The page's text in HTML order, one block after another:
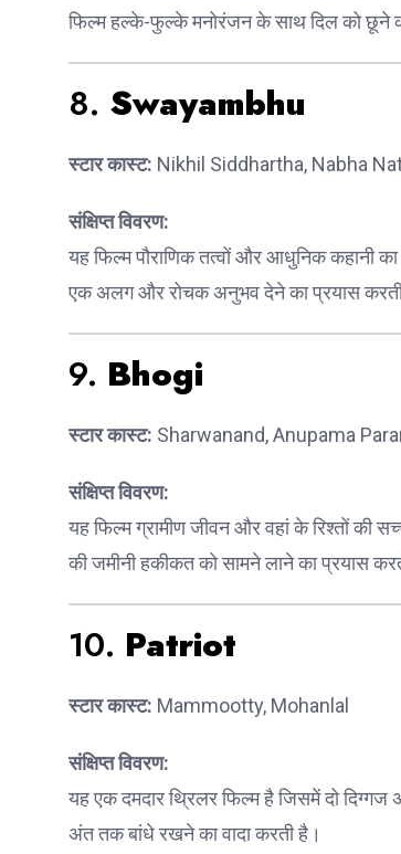
फिल्म हल्के-फुल्के मनोरंजन के साथ दिल को छूने
8. Swayambhu
स्टार कास्ट: Nikhil Siddhartha, Nabha
संक्षिप्त विवरण:
यह फिल्म पौराणिक तत्वों और आधुनिक कहानी
एक अलग और रोचक अनुभव देने का प्रयास
9. Bhogi
स्टार कास्ट: Sharwanand, Anupama
संक्षिप्त विवरण:
यह फिल्म ग्रामीण जीवन और वहां के रिश्तों की
की जमीनी हकीकत को सामने लाने का प्रयास
10. Patriot
स्टार कास्ट: Mammootty, Mohanlal
संक्षिप्त विवरण:
यह एक दमदार थ्रिलर फिल्म है जिसमें दो
अंत तक बांधे रखने का वादा करती है।